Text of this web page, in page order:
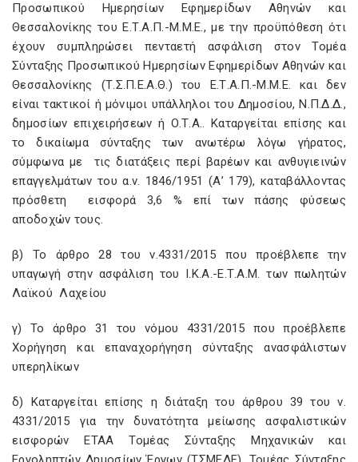
Προσωπικού Ημερησίων Εφημερίδων Αθηνών και
Θεσσαλονίκης του Ε.Τ.Α.Π.-Μ.Μ.Ε., με την προϋπόθεση ότι
έχουν συμπληρώσει πενταετή ασφάλιση στον Τομέα
Σύνταξης Προσωπικού Ημερησίων Εφημερίδων Αθηνών και
Θεσσαλονίκης (Τ.Σ.Π.Ε.Α.Θ.) του Ε.Τ.Α.Π.-Μ.Μ.Ε. και δεν
είναι τακτικοί ή μόνιμοι υπάλληλοι του Δημοσίου, Ν.Π.Δ.Δ.,
δημοσίων επιχειρήσεων ή Ο.Τ.Α.. Καταργείται επίσης και
το δικαίωμα σύνταξης των ανωτέρω λόγω γήρατος,
σύμφωνα με τις διατάξεις περί βαρέων και ανθυγιεινών
επαγγελμάτων του α.ν. 1846/1951 (Α’ 179), καταβάλλοντας
πρόσθετη εισφορά 3,6 % επί των πάσης φύσεως
αποδοχών τους.
β) Το άρθρο 28 του ν.4331/2015 που προέβλεπε την
υπαγωγή στην ασφάλιση του Ι.Κ.Α.-Ε.Τ.Α.Μ. των πωλητών
Λαϊκού Λαχείου
γ) Το άρθρο 31 του νόμου 4331/2015 που προέβλεπε
Χορήγηση και επαναχορήγηση σύνταξης ανασφάλιστων
υπερηλίκων
δ) Καταργείται επίσης η διάταξη του άρθρου 39 του ν.
4331/2015 για την δυνατότητα μείωσης ασφαλιστικών
εισφορών ΕΤΑΑ Τομέας Σύνταξης Μηχανικών και